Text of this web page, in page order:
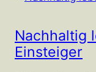
Nachhaltig
Einsteiger